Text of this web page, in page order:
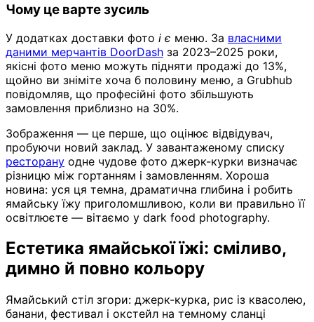
Чому це варте зусиль
У додатках доставки фото і є меню. За власними
даними мерчантів DoorDash за 2023–2025 роки,
якісні фото меню можуть підняти продажі до 13%,
щойно ви зніміте хоча б половину меню, а Grubhub
повідомляв, що професійні фото збільшують
замовлення приблизно на 30%.
Зображення — це перше, що оцінює відвідувач,
пробуючи новий заклад. У завантаженому списку
ресторану одне чудове фото джерк-курки визначає
різницю між гортанням і замовленням. Хороша
новина: уся ця темна, драматична глибина і робить
ямайську їжу приголомшливою, коли ви правильно її
освітлюєте — вітаємо у dark food photography.
Естетика ямайської їжі: сміливо,
димно й повно кольору
Ямайський стіл згори: джерк-курка, рис із квасолею,
банани, фестивал і окстейл на темному сланці